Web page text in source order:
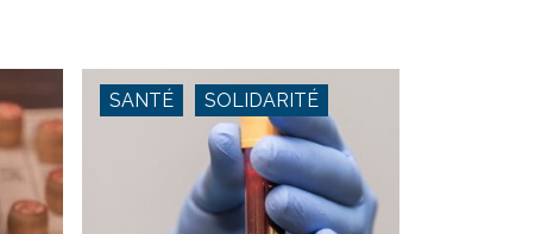
SANTÉ SOLIDARITÉ